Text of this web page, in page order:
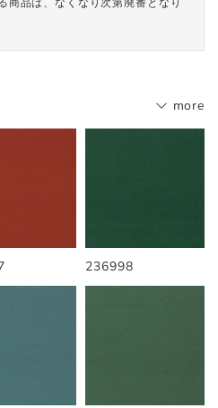
商品は、なくなり次第廃番となり
more
236998